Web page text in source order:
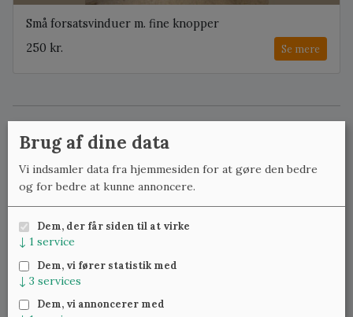
Små forsatsvinduer m. fine knopper
250 kr.
Se mere
der monteres på gamle vinduer, der ellers kun har ét lag
glas. Formålet er ganske enkelt at reducere varmetab. Det
kan dog være en besværlig opgave at finde forsatsvinduer,
meget ofte vores forsatsrammer anvendt til andre formål -
herunder skillevægge, låger i skabe eller som reservedele
Brug af dine data
Vi indsamler data fra hjemmesiden for at gøre den bedre
og for bedre at kunne annoncere.
Dem, der får siden til at virke
↓ 1 service
Dem, vi fører statistik med
↓ 3 services
Dem, vi annoncerer med